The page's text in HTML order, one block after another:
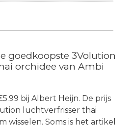
goedkoopste 3Volution
orchidee van Ambi
bij Albert Heijn. De prijs
luchtverfrisser thai
wisselen. Soms is het artikel